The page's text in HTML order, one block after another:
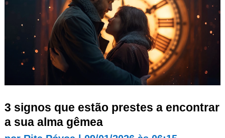
3 signos que estão prestes a encontrar
a sua alma gêmea